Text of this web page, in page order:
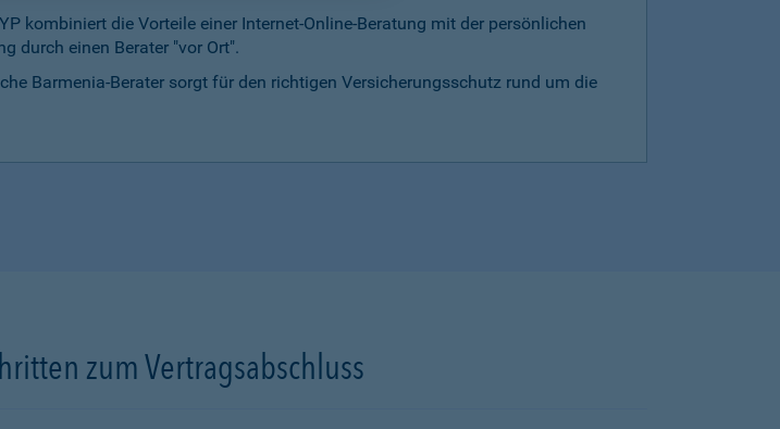
kombiniert die Vorteile einer Internet-Online-Beratung mit der persönlichen
durch einen Berater "vor Ort".
Barmenia-Berater sorgt für den richtigen Versicherungsschutz rund um die
zum Vertragsabschluss